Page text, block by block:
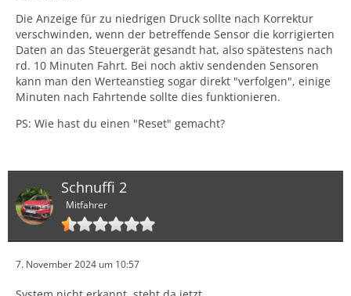
Die Anzeige für zu niedrigen Druck sollte nach Korrektur
verschwinden, wenn der betreffende Sensor die korrigierten
Daten an das Steuergerät gesandt hat, also spätestens nach
rd. 10 Minuten Fahrt. Bei noch aktiv sendenden Sensoren
kann man den Werteanstieg sogar direkt "verfolgen", einige
Minuten nach Fahrtende sollte dies funktionieren.
PS: Wie hast du einen "Reset" gemacht?
Schnuffi 2
Mitfahrer
7. November 2024 um 10:57